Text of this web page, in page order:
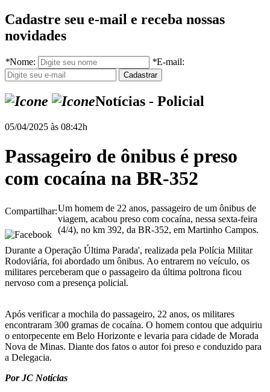
Cadastre seu e-mail e receba nossas
novidades
*Nome: *E-mail:
Notícias - Policial
05/04/2025 às 08:42h
Passageiro de ônibus é preso
com cocaína na BR-352
Compartilhar:Um homem de 22 anos, passageiro de um ônibus de
viagem, acabou preso com cocaína, nessa sexta-feira
(4/4), no km 392, da BR-352, em Martinho Campos.
Durante a Operação Última Parada', realizada pela Polícia Militar
Rodoviária, foi abordado um ônibus. Ao entrarem no veículo, os
militares perceberam que o passageiro da última poltrona ficou
nervoso com a presença policial.
Após verificar a mochila do passageiro, 22 anos, os militares
encontraram 300 gramas de cocaína. O homem contou que adquiriu
o entorpecente em Belo Horizonte e levaria para cidade de Morada
Nova de Minas. Diante dos fatos o autor foi preso e conduzido para
a Delegacia.
Por JC Notícias